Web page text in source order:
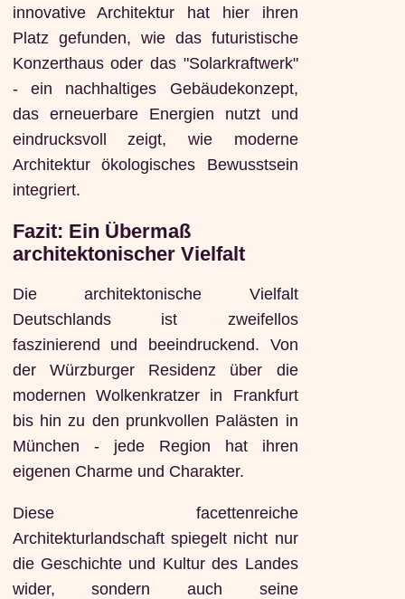
innovative Architektur hat hier ihren
Platz gefunden, wie das futuristische
Konzerthaus oder das "Solarkraftwerk"
- ein nachhaltiges Gebäudekonzept,
das erneuerbare Energien nutzt und
eindrucksvoll zeigt, wie moderne
Architektur ökologisches Bewusstsein
integriert.
Fazit: Ein Übermaß
architektonischer Vielfalt
Die architektonische Vielfalt
Deutschlands ist zweifellos
faszinierend und beeindruckend. Von
der Würzburger Residenz über die
modernen Wolkenkratzer in Frankfurt
bis hin zu den prunkvollen Palästen in
München - jede Region hat ihren
eigenen Charme und Charakter.
Diese facettenreiche
Architekturlandschaft spiegelt nicht nur
die Geschichte und Kultur des Landes
wider, sondern auch seine